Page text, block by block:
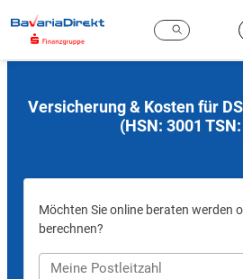
Hauptinhalt
Versicherung & Kosten für
(HSN: 3001
Möchten Sie online beraten werden
berechnen?